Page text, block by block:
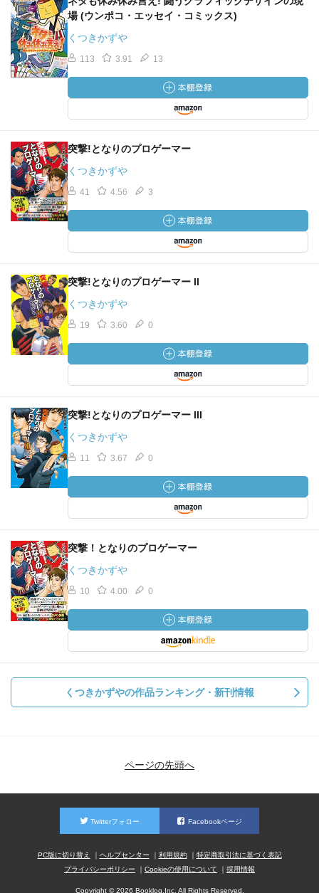
場 (ウンポコ・エッセイ・コミックス)
くつきかずや
113 3.91 13
突撃!となりのプロゲーマー
くつきかずや
41 4.56 3
突撃!となりのプロゲーマー II
くつきかずや
19 3.60 0
突撃!となりのプロゲーマー III
くつきかずや
11 3.67 0
突撃！となりのプロゲーマー
くつきかずや
10 4.00 0
くつきかずやの作品ランキング・新刊情報
ページの先頭へ
Twitterフォロー Facebookページ
PC版に切り替え ヘルプセンター 利用規約
特定商取引法に基づく表記
プライバシーポリシー
Cookieの使用について 採用情報
Copyright © 2026 Booklog,Inc. All Rights Reserved.